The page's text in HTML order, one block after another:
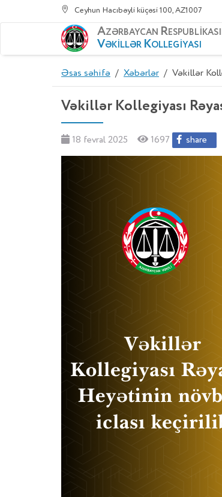
Ceyhun Hacıbəyli küçəsi 100, AZ1007
AZƏRBAYCAN R
VƏKİLLƏR KOLLEGİYASI
Əsas səhifə / Xəbərlər / Vəkillər
Vəkillər Kollegiyası
18 fevral 2025 1697 share